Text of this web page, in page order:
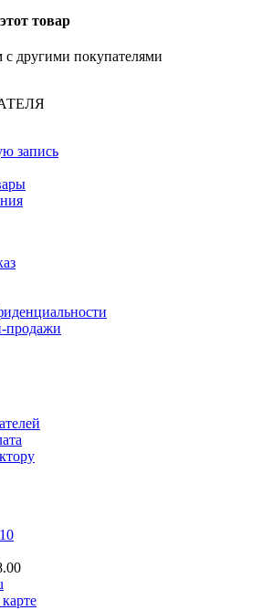
товар
другими покупателями
запись
продажи